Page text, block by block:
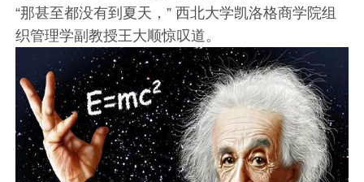
“那甚至都没有到夏天，” 西北大学凯洛格商学院组
织管理学副教授王大顺惊叹道。